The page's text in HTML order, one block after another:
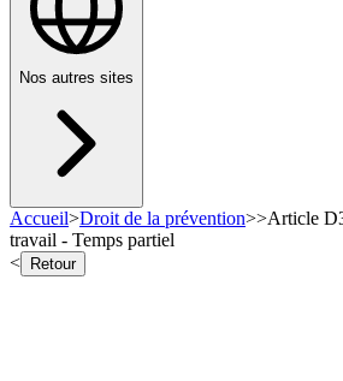
Nos autres sites
Accueil>Droit de la prévention>>Article
travail - Temps partiel
<
Retour